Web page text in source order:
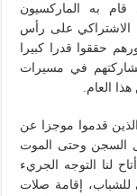
به الماركسيون
الاشتراكي على رأس
حققوا قدرا كبيرا
في مسيرات
العام.
قدموا موجزا عن
السجن وحتى الموت
لنا التوجه الجريء
للشباب، إقامة صلات